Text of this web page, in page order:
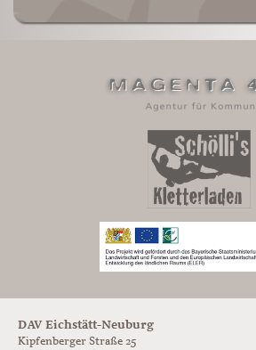
DAV Eichstätt-Neuburg
Kipfenberger Straße 25